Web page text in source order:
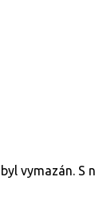
vymazán.